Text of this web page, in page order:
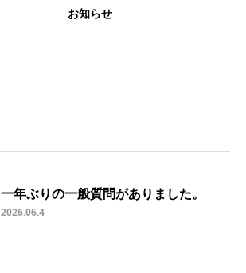
お知らせ
一年ぶりの一般質問がありました。
2026.06.4